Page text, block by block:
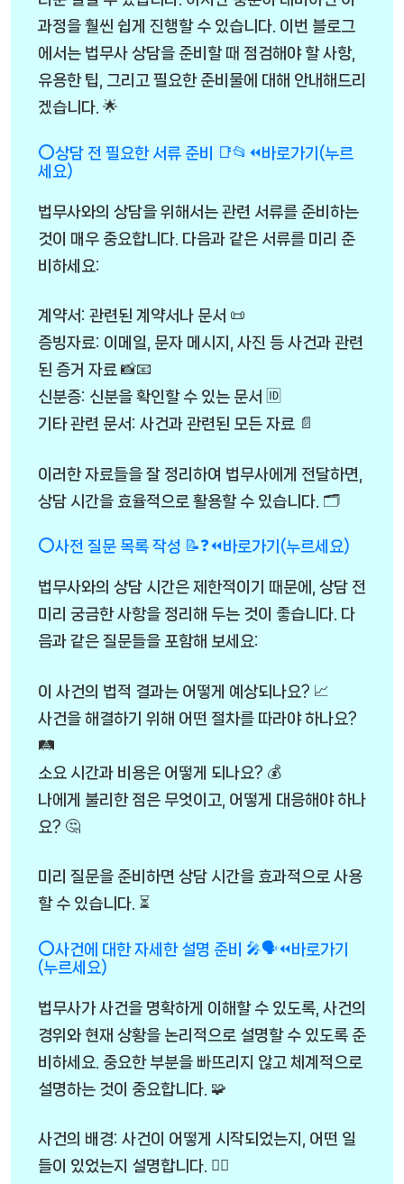
과정을 훨씬 쉽게 진행할 수 있습니다. 이번 블로그
에서는 법무사 상담을 준비할 때 점검해야 할 사항,
유용한 팁, 그리고 필요한 준비물에 대해 안내해드리
겠습니다. 🌟
⭕상담 전 필요한 서류 준비 📑📂⏪바로가기(누르
세요)
법무사와의 상담을 위해서는 관련 서류를 준비하는
것이 매우 중요합니다. 다음과 같은 서류를 미리 준
비하세요:
계약서: 관련된 계약서나 문서 📜
증빙자료: 이메일, 문자 메시지, 사진 등 사건과 관련
된 증거 자료 📸📧
신분증: 신분을 확인할 수 있는 문서 🆔
기타 관련 문서: 사건과 관련된 모든 자료 📄
이러한 자료들을 잘 정리하여 법무사에게 전달하면,
상담 시간을 효율적으로 활용할 수 있습니다. 🗂️
⭕사전 질문 목록 작성 📝❓⏪바로가기(누르세요)
법무사와의 상담 시간은 제한적이기 때문에, 상담 전
미리 궁금한 사항을 정리해 두는 것이 좋습니다. 다
음과 같은 질문들을 포함해 보세요:
이 사건의 법적 결과는 어떻게 예상되나요? 📈
사건을 해결하기 위해 어떤 절차를 따라야 하나요?
🛤️
소요 시간과 비용은 어떻게 되나요? 💰
나에게 불리한 점은 무엇이고, 어떻게 대응해야 하나
요? 🤔
미리 질문을 준비하면 상담 시간을 효과적으로 사용
할 수 있습니다. ⏳
⭕사건에 대한 자세한 설명 준비 🎤🗣️⏪바로가기
(누르세요)
법무사가 사건을 명확하게 이해할 수 있도록, 사건의
경위와 현재 상황을 논리적으로 설명할 수 있도록 준
비하세요. 중요한 부분을 빠뜨리지 않고 체계적으로
설명하는 것이 중요합니다. 🧩
사건의 배경: 사건이 어떻게 시작되었는지, 어떤 일
들이 있었는지 설명합니다. 🕵️‍♂️